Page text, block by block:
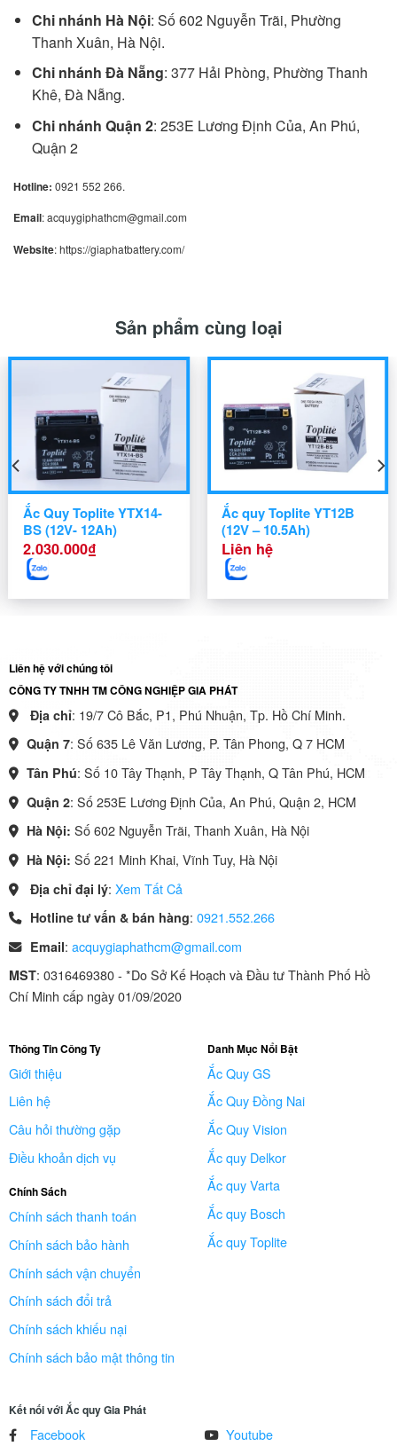
Chi nhánh Hà Nội: Số 602 Nguyễn Trãi, Phường
Thanh Xuân, Hà Nội.
Chi nhánh Đà Nẵng: 377 Hải Phòng, Phường Thanh
Khê, Đà Nẵng.
Chi nhánh Quận 2: 253E Lương Định Của, An Phú,
Quận 2
Hotline: 0921 552 266.
Email: acquygiphathcm@gmail.com
Website: https://giaphatbattery.com/
Sản phẩm cùng loại
Ắc Quy Toplite YTX14-
BS (12V- 12Ah)
2.030.000₫
Ắc quy Toplite YT12B
(12V – 10.5Ah)
Liên hệ
Liên hệ với chúng tôi
CÔNG TY TNHH TM CÔNG NGHIỆP GIA PHÁT
Địa chỉ: 19/7 Cô Bắc, P1, Phú Nhuận, Tp. Hồ Chí Minh.
Quận 7: Số 635 Lê Văn Lương, P. Tân Phong, Q 7 HCM
Tân Phú: Số 10 Tây Thạnh, P Tây Thạnh, Q Tân Phú, HCM
Quận 2: Số 253E Lương Định Của, An Phú, Quận 2, HCM
Hà Nội: Số 602 Nguyễn Trãi, Thanh Xuân, Hà Nội
Hà Nội: Số 221 Minh Khai, Vĩnh Tuy, Hà Nội
Địa chỉ đại lý: Xem Tất Cả
Hotline tư vấn & bán hàng: 0921.552.266
Email: acquygiaphathcm@gmail.com
MST: 0316469380 - *Do Sở Kế Hoạch và Đầu tư Thành Phố Hồ
Chí Minh cấp ngày 01/09/2020
Thông Tin Công Ty
Giới thiệu
Liên hệ
Câu hỏi thường gặp
Điều khoản dịch vụ
Chính Sách
Chính sách thanh toán
Chính sách bảo hành
Chính sách vận chuyển
Chính sách đổi trả
Chính sách khiếu nại
Chính sách bảo mật thông tin
Danh Mục Nổi Bật
Ắc Quy GS
Ắc Quy Đồng Nai
Ắc Quy Vision
Ắc quy Delkor
Ắc quy Varta
Ắc quy Bosch
Ắc quy Toplite
Kết nối với Ắc quy Gia Phát
Facebook
Youtube